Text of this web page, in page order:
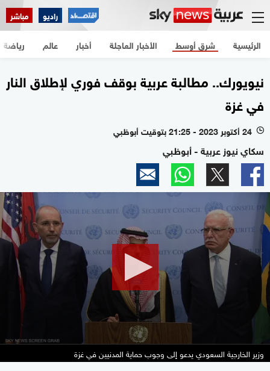
راديو مباشر
الرئيسية الأخبار العاجلة أخبار شرق أوسط عالم رياضة
نيويورك.. مطالبة عربية بوقف فوري لإطلاق النار
في غزة
l 24 أكتوبر 2023 - 21:25 بتوقيت أبوظبي
سكاي نيوز عربية - أبوظبي
0
seconds
of
33
seconds
وزير الخارجية السعودي يدعو إلى وجوب حماية المدنيين في غزة